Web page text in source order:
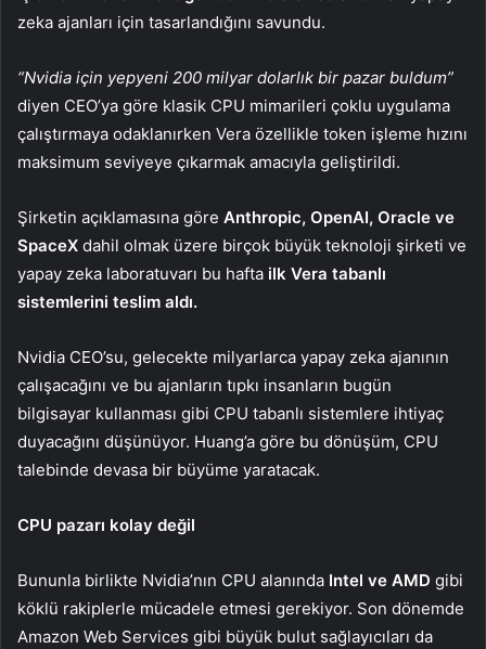
zeka ajanları için tasarlandığını savundu.
“Nvidia için yepyeni 200 milyar dolarlık bir pazar buldum”
diyen CEO’ya göre klasik CPU mimarileri çoklu uygulama
çalıştırmaya odaklanırken Vera özellikle token işleme hızını
maksimum seviyeye çıkarmak amacıyla geliştirildi.
Şirketin açıklamasına göre Anthropic, OpenAI, Oracle ve
SpaceX dahil olmak üzere birçok büyük teknoloji şirketi ve
yapay zeka laboratuvarı bu hafta ilk Vera tabanlı
sistemlerini teslim aldı.
Nvidia CEO’su, gelecekte milyarlarca yapay zeka ajanının
çalışacağını ve bu ajanların tıpkı insanların bugün
bilgisayar kullanması gibi CPU tabanlı sistemlere ihtiyaç
duyacağını düşünüyor. Huang’a göre bu dönüşüm, CPU
talebinde devasa bir büyüme yaratacak.
CPU pazarı kolay değil
Bununla birlikte Nvidia’nın CPU alanında Intel ve AMD gibi
köklü rakiplerle mücadele etmesi gerekiyor. Son dönemde
Amazon Web Services gibi büyük bulut sağlayıcıları da